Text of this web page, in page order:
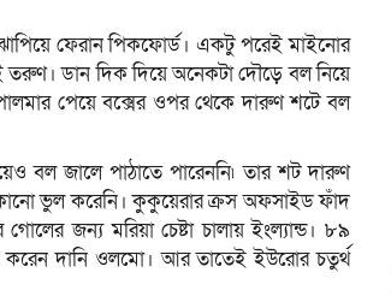
ফেরান পিকফোর্ড। একটু পরেই মাইনোর
তরুণ। ডান দিক দিয়ে অনেকটা দৌড়ে বল নিয়ে
পেয়ে বক্সের ওপর থেকে দারুণ শটে বল
বল জালে পাঠাতে পারেননি৷ তার শট দারুণ
ভুল করেনি। কুকুয়েরার ক্রস অফসাইড ফাঁদ
জন্য মরিয়া চেষ্টা চালায় ইংল্যান্ড। ৮৯
করেন দানি ওলমো। আর তাতেই ইউরোর চতুর্থ